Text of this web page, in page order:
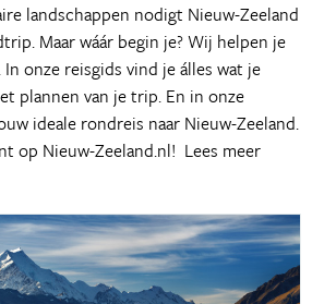
landschappen nodigt Nieuw-Zeeland
Maar wáár begin je? Wij helpen je
onze reisgids vind je álles wat je
plannen van je trip. En in onze
ideale rondreis naar Nieuw-Zeeland.
op Nieuw-Zeeland.nl! Lees meer